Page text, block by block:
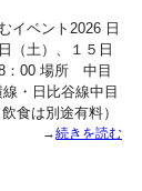
イベント2026 日
（土）、１５日
：00 場所 中目
・日比谷線中目
食は別途有料）
→続きを読む